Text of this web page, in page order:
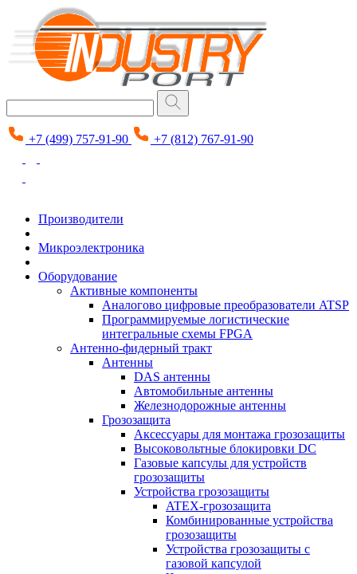
+7 (499) 757-91-90 +7 (812) 767-91-90
Производители
Микроэлектроника
Оборудование
Активные компоненты
Аналогово цифровые преобразователи ATSP
Программируемые логистические
интегральные схемы FPGA
Антенно-фидерный тракт
Антенны
DAS антенны
Автомобильные антенны
Железнодорожные антенны
Грозозащита
Аксессуары для монтажа грозозащиты
Высоковольтные блокировки DC
Газовые капсулы для устройств
грозозащиты
Устройства грозозащиты
ATEX-грозозащита
Комбинированные устройства
грозозащиты
Устройства грозозащиты с
газовой капсулой